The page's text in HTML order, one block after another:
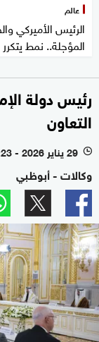
عالم
الرئيس الأميركي
المؤجلة.. نمط يتكرر
رئيس دولة
التعاون
l 29 يناير 2026 - 16:23 بتوقيت أبوظبي
وكالات - أبوظبي